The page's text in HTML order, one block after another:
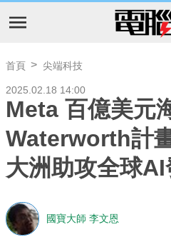
首頁 尖端科技
2025.02.18 14:00
Meta 百億美元
Waterworth計
大洲助攻全球AI
國寶大師 李文恩